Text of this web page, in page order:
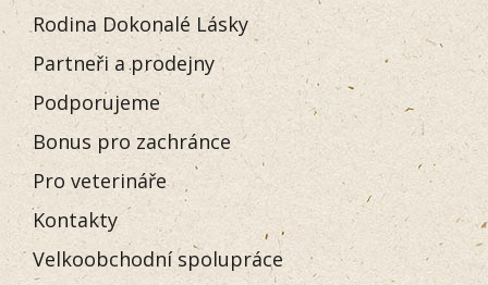
Rodina Dokonalé Lásky
Partneři a prodejny
Podporujeme
Bonus pro zachránce
Pro veterináře
Kontakty
Velkoobchodní spolupráce